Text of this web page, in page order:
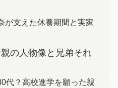
が支えた休養期間と実家
の人物像と兄弟それ
代？高校進学を願った親